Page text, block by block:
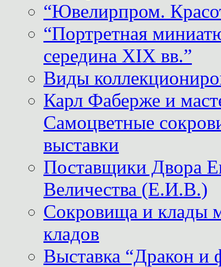
“Ювелирпром.
“Портретная
середина XIX вв.”
Виды
Карл Фаберже и
Самоцветные
выставки
Поставщики
Величества (Е.И.В.)
Сокровища и клады
кладов
Выставка “Дракон и